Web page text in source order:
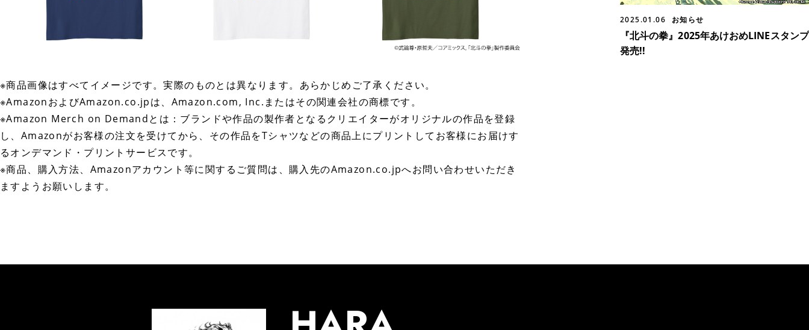
※商品画像はすべてイメージです。実際のものとは異なります。あらかじめご了承ください。
※AmazonおよびAmazon.co.jpは、Amazon.com, Inc.またはその関連会社の商標です。
※Amazon Merch on Demandとは：ブランドや作品の製作者となるクリエイターがオリジナルの作品を登録
し、Amazonがお客様の注文を受けてから、その作品をTシャツなどの商品上にプリントしてお客様にお届けす
るオンデマンド・プリントサービスです。
※商品、購入方法、Amazonアカウント等に関するご質問は、購入先のAmazon.co.jpへお問い合わせいただき
ますようお願いします。
2025.01.06 お知らせ
『北斗の拳』2025年あけおめLINEスタンプ
発売!!